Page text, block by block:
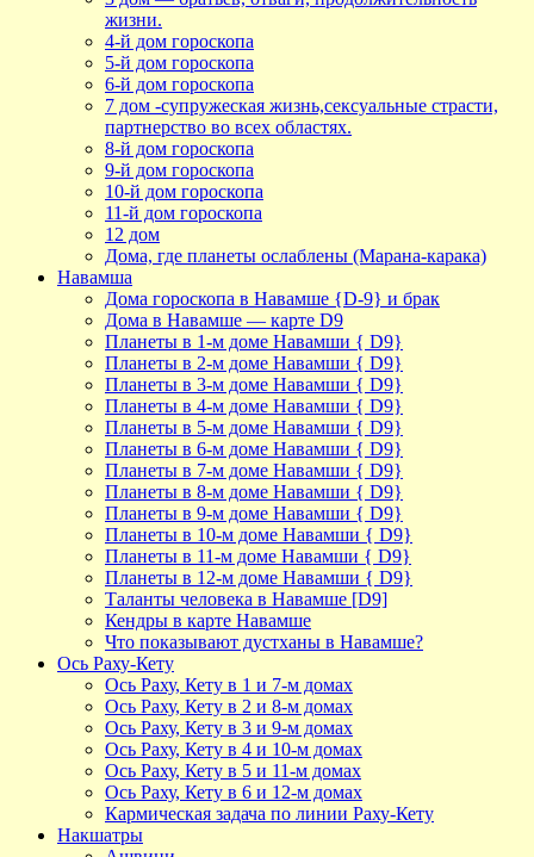
жизни.
4-й дом гороскопа
5-й дом гороскопа
6-й дом гороскопа
7 дом -супружеская жизнь,сексуальные страсти,
партнерство во всех областях.
8-й дом гороскопа
9-й дом гороскопа
10-й дом гороскопа
11-й дом гороскопа
12 дом
Дома, где планеты ослаблены (Марана-карака)
Навамша
Дома гороскопа в Навамше {D-9} и брак
Дома в Навамше — карте D9
Планеты в 1-м доме Навамши { D9}
Планеты в 2-м доме Навамши { D9}
Планеты в 3-м доме Навамши { D9}
Планеты в 4-м доме Навамши { D9}
Планеты в 5-м доме Навамши { D9}
Планеты в 6-м доме Навамши { D9}
Планеты в 7-м доме Навамши { D9}
Планеты в 8-м доме Навамши { D9}
Планеты в 9-м доме Навамши { D9}
Планеты в 10-м доме Навамши { D9}
Планеты в 11-м доме Навамши { D9}
Планеты в 12-м доме Навамши { D9}
Таланты человека в Навамше [D9]
Кендры в карте Навамше
Что показывают дустханы в Навамше?
Ось Раху-Кету
Ось Раху, Кету в 1 и 7-м домах
Ось Раху, Кету в 2 и 8-м домах
Ось Раху, Кету в 3 и 9-м домах
Ось Раху, Кету в 4 и 10-м домах
Ось Раху, Кету в 5 и 11-м домах
Ось Раху, Кету в 6 и 12-м домах
Кармическая задача по линии Раху-Кету
Накшатры